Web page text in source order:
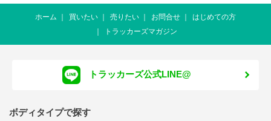
ホーム 買いたい 売りたい お問合せ
はじめての方
トラッカーズマガジン
トラッカーズ公式LINE@
ボディタイプで探す